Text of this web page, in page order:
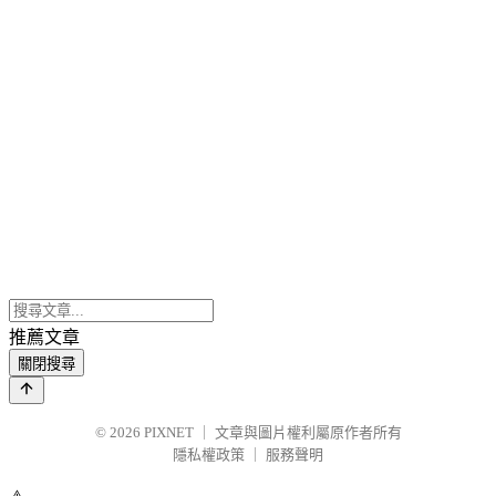
推薦文章
關閉搜尋
© 2026 PIXNET
文章與圖片權利屬原作者所有
隱私權政策
服務聲明